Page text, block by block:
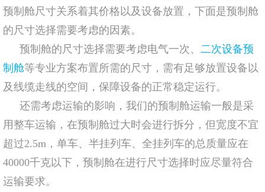
预制舱尺寸关系着其价格以及设备放置，下面是预制舱
的尺寸选择需要考虑的因素。
预制舱的尺寸选择需要考虑电气一次、 二次设备预
制舱等专业方案布置所需的尺寸，需有足够放置设备以
及线缆走线的空间，保障设备的正常稳定运行。
还需考虑运输的影响，我们的预制舱运输一般是采
用整车运输，在预制舱过大时会进行拆分，但宽度不宜
超过2.5m，单车、半挂列车、全挂列车的总质量应在
40000千克以下，预制舱在进行尺寸选择时应尽量符合
运输要求。